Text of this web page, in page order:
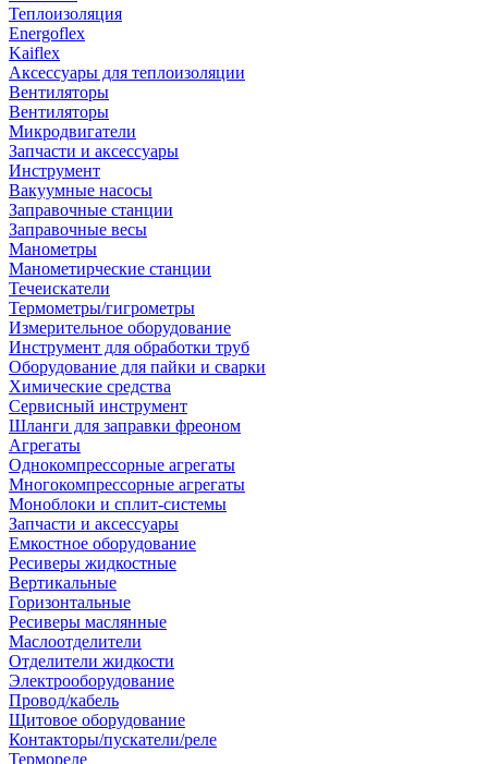
Теплоизоляция
Energoflex
Kaiflex
Аксессуары для теплоизоляции
Вентиляторы
Вентиляторы
Микродвигатели
Запчасти и аксессуары
Инструмент
Вакуумные насосы
Заправочные станции
Заправочные весы
Манометры
Манометирческие станции
Течеискатели
Термометры/гигрометры
Измерительное оборудование
Инструмент для обработки труб
Оборудование для пайки и сварки
Химические средства
Сервисный инструмент
Шланги для заправки фреоном
Агрегаты
Однокомпрессорные агрегаты
Многокомпрессорные агрегаты
Моноблоки и сплит-системы
Запчасти и аксессуары
Емкостное оборудование
Ресиверы жидкостные
Вертикальные
Горизонтальные
Ресиверы маслянные
Маслоотделители
Отделители жидкости
Электрооборудование
Провод/кабель
Щитовое оборудование
Контакторы/пускатели/реле
Термореле